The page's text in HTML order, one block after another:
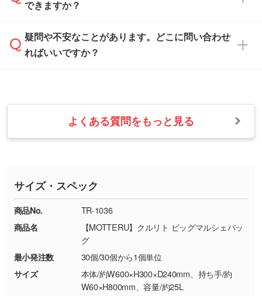
などを、印刷に適したベクターデータに変換し
・フルカラーデータを1色に変換してほしい
・1色印刷でグラデーションや濃淡を表現した
い
す。→詳しく見る
・コーポレートカラーを使って印刷したい／印
刷色にこだわりがある
DIC・PANTONEなどのカラーチップの指定や、
現物支給による色指定も承っております。→
しく見る
す。
本体色がナチュラルなど淡色の場合、印刷をく
っきりと目立たせたいときは濃い印刷色が、柔
らかい雰囲気にしたいときは淡い印刷色が映え
また、お選びいただいた印刷色が本体色に合わ
ない場合や仕上がりに影響しそうな場合は、ス
タッフから別の色をご案内することもございま
休みとなります。注文・見積・お問い合わせ
速やかに対応いたします。
できますか？
お手数をお掛けいたしますが、至急担当スタッ
フまでご連絡ください。商品の状況を確認し、
・お届け時に商品が損傷・故障している場合
・ご注文と異なる商品が届いた場合
・印刷不良があった場合
※詳しくは「商品の良品基準について
ください。
【返品・交換ができない場合】
・お客様の元で商品を加工された場合、または
商品が破損した場合
・商品到着後7日以上経過している場合
・お客様のご都合による返品・交換依頼(商
疑問や不安なことがあります。どこに問い合わせ
ればいいですか？
業日以内に担当スタッフよりメールにてご連絡
いたします。
お急ぎの場合はお電話でのご質問も受け付けて
TEL：0422-29-9911 営業時間10:00～
18:00(土日祝日除く)
お問い合わせフォームはこちら
よくある質問をもっと見る
サイズ・スペック
商品No.
TR-1036
商品名
【MOTTERU】クルリト ビッグマルシェバッ
グ
最小発注数
30個/30個から1個単位
サイズ
本体/約W600×H300×D240mm、持ち手/約
W60×H800mm、容量/約25L